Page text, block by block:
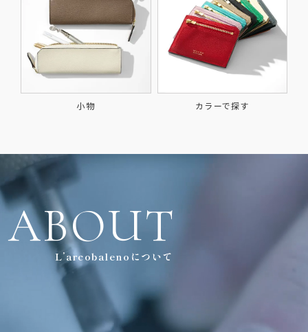
小物 カラーで探す
ABOUT
L’arcobalenoについて